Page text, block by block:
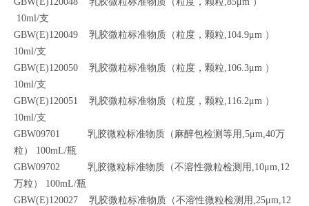
10ml/支
GBW(E)120049 乳胶微粒标准物质（粒度，颗粒,104.9μm ）
10ml/支
GBW(E)120050 乳胶微粒标准物质（粒度，颗粒,106.3μm ）
10ml/支
GBW(E)120051 乳胶微粒标准物质（粒度，颗粒,116.2μm ）
10ml/支
GBW09701 乳胶微粒标准物质（麻醉包检测等用,5μm,40万
粒） 100mL/瓶
GBW09702 乳胶微粒标准物质（不溶性微粒检测用,10μm,12
万粒） 100mL/瓶
GBW(E)120027 乳胶微粒标准物质（不溶性微粒检测用,25μm,12